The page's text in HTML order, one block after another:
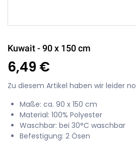
Kuwait - 90 x 150 cm
6,49 €
Zu diesem Artikel haben wir leider
Maße: ca. 90 x 150 cm
Material: 100% Polyester
Waschbar: bei 30°C waschbar
Befestigung: 2 Ösen